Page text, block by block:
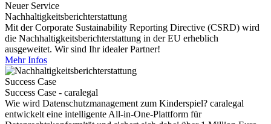
Neuer Service
Nachhaltigkeitsberichterstattung
Mit der Corporate Sustainability Reporting Directive (CSRD) wird
die Nachhaltigkeitsberichterstattung in der EU erheblich
ausgeweitet. Wir sind Ihr idealer Partner!
Mehr Infos
Success Case
Success Case - caralegal
Wie wird Datenschutzmanagement zum Kinderspiel? caralegal
entwickelt eine intelligente All-in-One-Plattform für